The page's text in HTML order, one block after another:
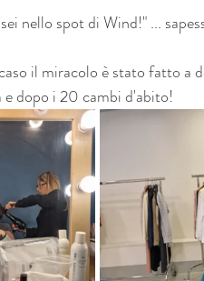
nello spot di Wind!" ...
il miracolo è stato fatto a
e dopo i 20 cambi d'abito!